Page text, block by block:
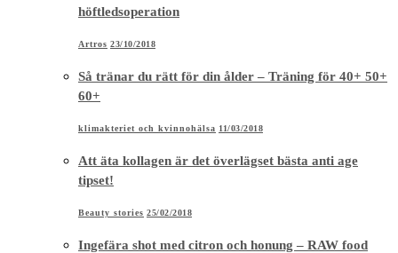
höftledsoperation
Artros 23/10/2018
Så tränar du rätt för din ålder – Träning för 40+ 50+
60+
klimakteriet och kvinnohälsa 11/03/2018
Att äta kollagen är det överlägset bästa anti age
tipset!
Beauty stories 25/02/2018
Ingefära shot med citron och honung – RAW food